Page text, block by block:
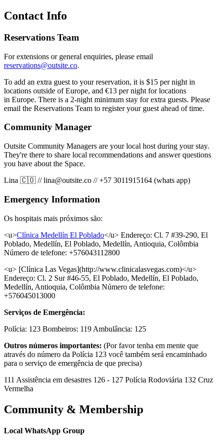
Contact Info
Reservations Team
For extensions or general enquiries, please email
reservations@outsite.co.
To add an extra guest to your reservation, it is $15 per night in
locations outside of Europe, and €13 per night for locations
in Europe. There is a 2-night minimum stay for extra guests. Please
email the Reservations Team to register your guest ahead of time.
Community Manager
Outsite Community Managers are your local host during your stay.
They're there to share local recommendations and answer questions
you have about the Space.
Lina 🇨🇴 //lina@outsite.co //+57 3011915164 (whats app)
Emergency Information
Os hospitais mais próximos são:
<u>Clínica Medellín El Poblado</u> Endereço: Cl. 7 #39-290, El
Poblado, Medellín, El Poblado, Medellín, Antioquia, Colômbia
Número de telefone: +576043112800
<u> [Clínica Las Vegas](http://www.clinicalasvegas.com)</u>
Endereço: Cl. 2 Sur #46-55, El Poblado, Medellín, El Poblado,
Medellín, Antioquia, Colômbia Número de telefone:
+576045013000
Serviços de Emergência:
Polícia: 123 Bombeiros: 119 Ambulância: 125
Outros números importantes: (Por favor tenha em mente que
através do número da Polícia 123 você também será encaminhado
para o serviço de emergência de que precisa)
111 Assistência em desastres 126 - 127 Polícia Rodoviária 132 Cruz
Vermelha
Community & Membership
Local WhatsApp Group